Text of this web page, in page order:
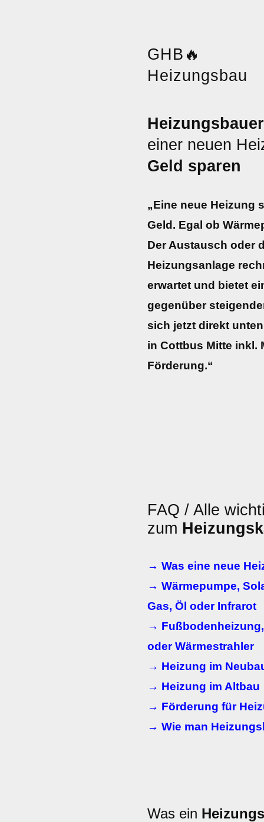
GHB 🔥
Heizungsbau
einer neuen
Geld sparen
„Eine neue Heizung
Geld. Egal ob
Der Austausch oder
Heizungsanlage
erwartet und bietet
gegenüber
sich jetzt direkt
in Cottbus Mitte inkl.
Förderung.“
FAQ / Alle
zum
→ Was eine neue
→ Wärmepumpe,
Gas, Öl oder Infrarot
→
oder Wärmestrahler
→ Heizung im
→ Heizung im Altbau
→ Förderung für
→ Wie man
Was ein